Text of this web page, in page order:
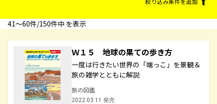
41〜60件/150件中 を表示
Ｗ１５ 地球の果ての歩き方
一度は行きたい世界の「端っこ」を景観＆
旅の雑学とともに解説
旅の図鑑
2022.03.11 発売